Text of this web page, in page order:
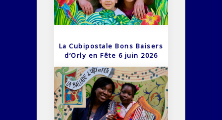
La Cubipostale Bons Baisers
d’Orly en Fête 6 juin 2026